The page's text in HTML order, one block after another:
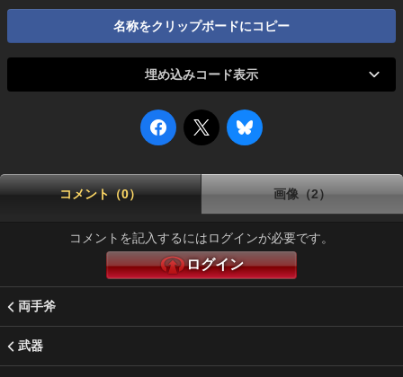
名称をクリップボードにコピー
埋め込みコード表示
コメント（0） 画像（2）
コメントを記入するにはログインが必要です。
ログイン
両手斧
武器